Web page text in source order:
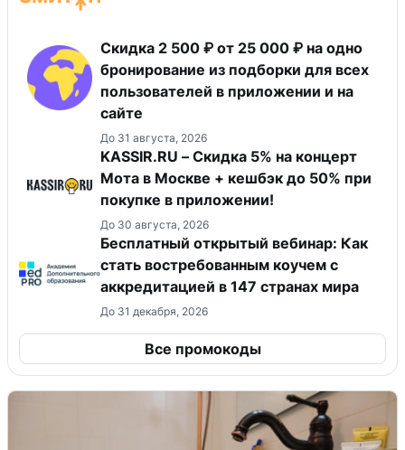
Скидка 2 500 ₽ от 25 000 ₽ на одно
бронирование из подборки для всех
пользователей в приложении и на
сайте
До 31 августа, 2026
KASSIR.RU – Скидка 5% на концерт
Мота в Москве + кешбэк до 50% при
покупке в приложении!
До 30 августа, 2026
Бесплатный открытый вебинар: Как
стать востребованным коучем с
аккредитацией в 147 странах мира
До 31 декабря, 2026
Все промокоды